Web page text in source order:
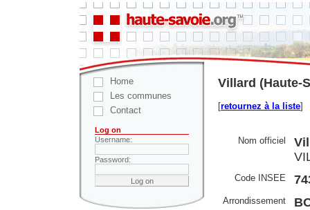
Home
Les communes
Contact
Log on
Username:
Password:
Villard (Haute-
[retournez à la liste]
Nom officiel
Code INSEE
Arrondissement